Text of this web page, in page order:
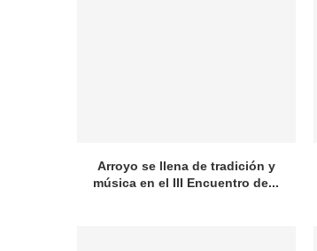
Arroyo se llena de tradición y
música en el III Encuentro de...